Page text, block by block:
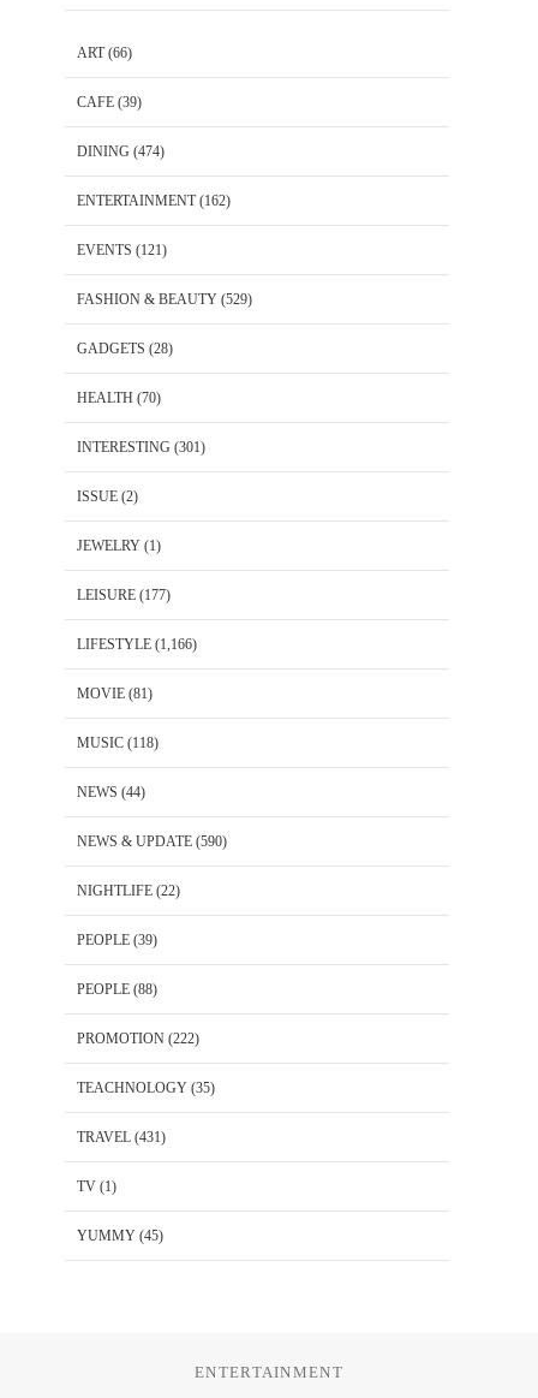
ART(66)
CAFE (39)
DINING (474)
ENTERTAINMENT(162)
EVENTS (121)
FASHION & BEAUTY (529)
GADGETS (28)
HEALTH (70)
INTERESTING (301)
ISSUE (2)
JEWELRY (1)
LEISURE (177)
LIFESTYLE (1,166)
MOVIE (81)
MUSIC (118)
NEWS (44)
NEWS & UPDATE (590)
NIGHTLIFE (22)
PEOPLE (39)
PEOPLE (88)
PROMOTION (222)
TEACHNOLOGY (35)
TRAVEL (431)
TV (1)
YUMMY (45)
ENTERTAINMENT